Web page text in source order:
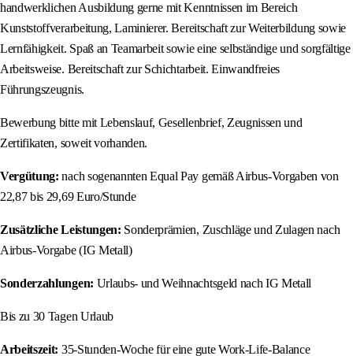
handwerklichen Ausbildung gerne mit Kenntnissen im Bereich
Kunststoffverarbeitung, Laminierer. Bereitschaft zur Weiterbildung sowie
Lernfähigkeit. Spaß an Teamarbeit sowie eine selbständige und sorgfältige
Arbeitsweise. Bereitschaft zur Schichtarbeit. Einwandfreies
Führungszeugnis.
Bewerbung bitte mit Lebenslauf, Gesellenbrief, Zeugnissen und
Zertifikaten, soweit vorhanden.
Vergütung: nach sogenannten Equal Pay gemäß Airbus-Vorgaben von
22,87 bis 29,69 Euro/Stunde
Zusätzliche Leistungen: Sonderprämien, Zuschläge und Zulagen nach
Airbus-Vorgabe (IG Metall)
Sonderzahlungen: Urlaubs- und Weihnachtsgeld nach IG Metall
Bis zu 30 Tagen Urlaub
Arbeitszeit: 35-Stunden-Woche für eine gute Work-Life-Balance